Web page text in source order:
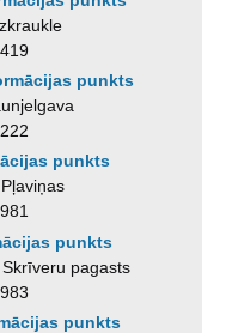
punkts
punkts
punkts
pagasts
punkts